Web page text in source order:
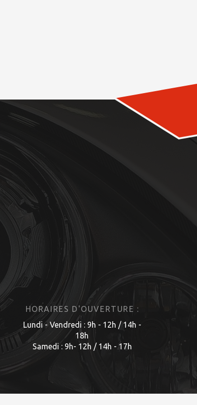
HORAIRES D'OUVERTURE :
Lundi - Vendredi : 9h - 12h / 14h -
18h
Samedi : 9h- 12h / 14h - 17h